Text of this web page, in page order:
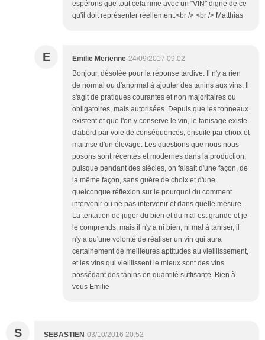
espérons que tout cela rime avec un "VIN" digne de ce
qu'il doit représenter réellement.<br /> <br /> Matthias
E Emilie Merienne 24/09/2017 09:02
Bonjour, désolée pour la réponse tardive. Il n'y a rien
de normal ou d'anormal à ajouter des tanins aux vins. Il
s'agit de pratiques courantes et non majoritaires ou
obligatoires, mais autorisées. Depuis que les tonneaux
existent et que l'on y conserve le vin, le tanisage existe
d'abord par voie de conséquences, ensuite par choix et
maitrise d'un élevage. Les questions que nous nous
posons sont récentes et modernes dans la production,
puisque pendant des siècles, on faisait d'une façon, de
la même façon, sans guère de choix et d'une
quelconque réflexion sur le pourquoi du comment
intervenir ou ne pas intervenir et dans quelle mesure.
La tentation de juger du bien et du mal est grande et je
le comprends, mais il n'y a ni bien, ni mal à taniser, il
n'y a qu'une volonté de réaliser un vin qui aura
certainement de meilleures aptitudes au vieillissement,
et les vins qui vieillissent le mieux sont des vins
possédant des tanins en quantité suffisante. Bien à
vous Emilie
S SEBASTIEN 03/10/2016 20:52